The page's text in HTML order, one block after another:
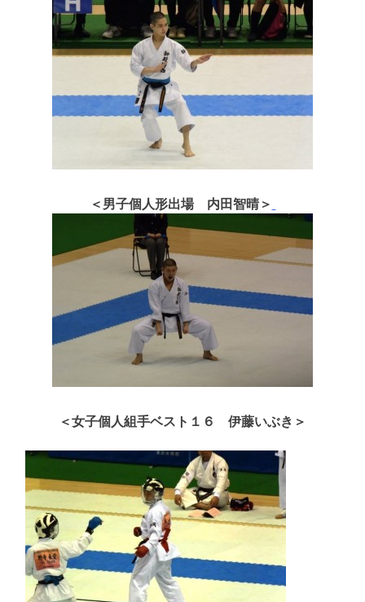
＜男子個人形出場 内田智晴＞
＜女子個人組手ベスト１６ 伊藤いぶき＞